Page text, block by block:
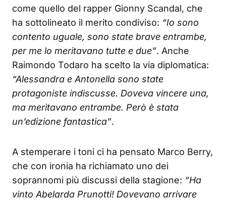
come quello del rapper Gionny Scandal, che
ha sottolineato il merito condiviso: “Io sono
contento uguale, sono state brave entrambe,
per me lo meritavano tutte e due”. Anche
Raimondo Todaro ha scelto la via diplomatica:
“Alessandra e Antonella sono state
protagoniste indiscusse. Doveva vincere una,
ma meritavano entrambe. Però è stata
un’edizione fantastica”.
A stemperare i toni ci ha pensato Marco Berry,
che con ironia ha richiamato uno dei
soprannomi più discussi della stagione: “Ha
vinto Abelarda Prunotti! Dovevano arrivare